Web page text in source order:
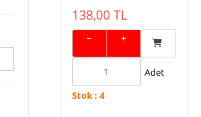
138,00 TL
− +
Adet
Stok : 4